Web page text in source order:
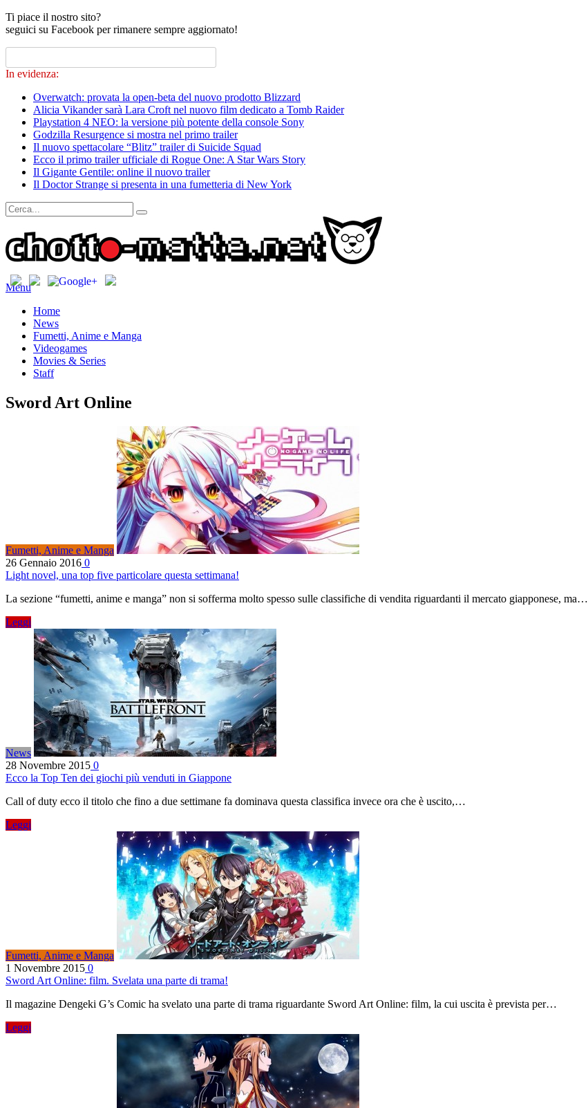
Ti piace il nostro sito?
seguici su Facebook per rimanere sempre aggiornato!
In evidenza:
Overwatch: provata la open-beta del nuovo prodotto Blizzard
Alicia Vikander sarà Lara Croft nel nuovo film dedicato a Tomb Raider
Playstation 4 NEO: la versione più potente della console Sony
Godzilla Resurgence si mostra nel primo trailer
Il nuovo spettacolare “Blitz” trailer di Suicide Squad
Ecco il primo trailer ufficiale di Rogue One: A Star Wars Story
Il Gigante Gentile: online il nuovo trailer
Il Doctor Strange si presenta in una fumetteria di New York
Menu
Home
News
Fumetti, Anime e Manga
Videogames
Movies & Series
Staff
Sword Art Online
Fumetti, Anime e Manga
26 Gennaio 2016 0
Light novel, una top five particolare questa settimana!
La sezione “fumetti, anime e manga” non si sofferma molto spesso sulle classifiche di vendita riguardanti il mercato giapponese, ma…
Leggi
News
28 Novembre 2015 0
Ecco la Top Ten dei giochi più venduti in Giappone
Call of duty ecco il titolo che fino a due settimane fa dominava questa classifica invece ora che è uscito,…
Leggi
Fumetti, Anime e Manga
1 Novembre 2015 0
Sword Art Online: film. Svelata una parte di trama!
Il magazine Dengeki G’s Comic ha svelato una parte di trama riguardante Sword Art Online: film, la cui uscita è prevista per…
Leggi